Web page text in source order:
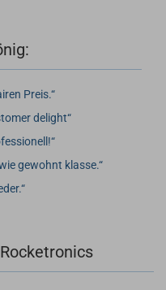
Preis.
delight
gewohnt klasse.